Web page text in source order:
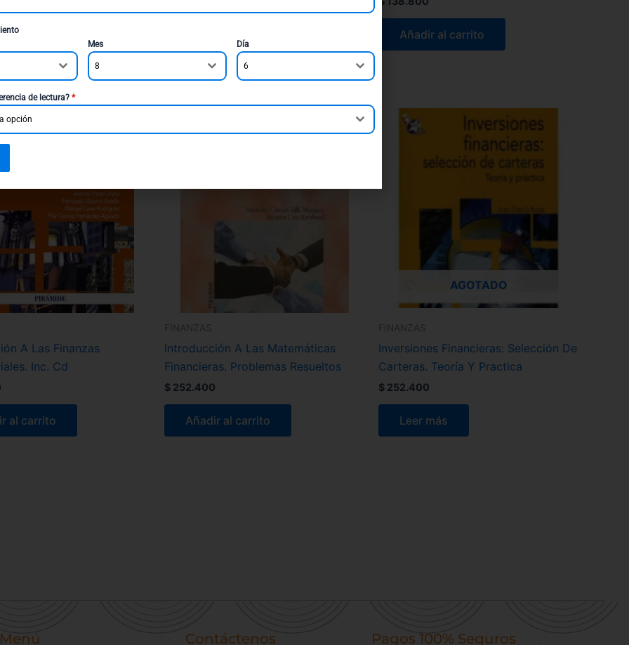
al carrito Añadir al carrito
Añadir al carrito
A Las Finanzas
Inc. Cd
al carrito
FINANZAS
Introducción A Las Matemáticas
Financieras. Problemas Resueltos
$ 252.400
Añadir al carrito
AGOTADO
FINANZAS
Inversiones Financieras: Selección De
Carteras. Teoría Y Practica
$ 252.400
Leer más
Menú Contáctenos Pagos 100% Seguros
Mes
8
Día
6
de lectura? *
opción